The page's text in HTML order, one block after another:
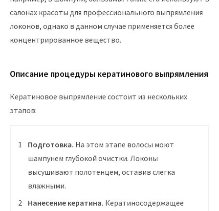
салонах красоты для профессионального выпрямления
локонов, однако в данном случае применяется более
концентрированное вещество.
Описание процедуры кератинового выпрямления
Кератиновое выпрямление состоит из нескольких
этапов:
Подготовка. На этом этапе волосы моют
шампунем глубокой очистки. Локоны
высушивают полотенцем, оставив слегка
влажными.
Нанесение кератина. Кератиносодержащее